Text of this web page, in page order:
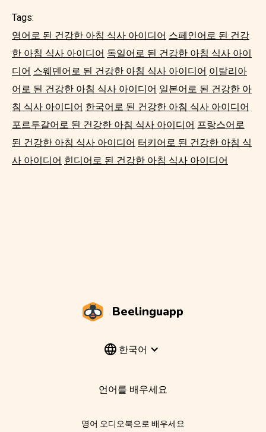
Tags:
영어로 된 건강한 아침 식사 아이디어 스페인어로 된 건강
한 아침 식사 아이디어 독일어로 된 건강한 아침 식사 아이
디어 스웨덴어로 된 건강한 아침 식사 아이디어 이탈리아
어로 된 건강한 아침 식사 아이디어 일본어로 된 건강한 아
침 식사 아이디어 한국어로 된 건강한 아침 식사 아이디어
포르투갈어로 된 건강한 아침 식사 아이디어 프랑스어로
된 건강한 아침 식사 아이디어 터키어로 된 건강한 아침 식
사 아이디어 힌디어로 된 건강한 아침 식사 아이디어
Beelinguapp
한국어
언어를 배우세요
영어 오디오북으로 배우세요